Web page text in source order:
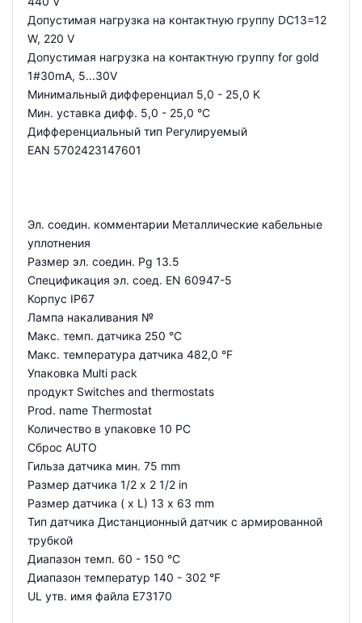
Допустимая нагрузка на контактную группу DC13=12
W, 220 V
Допустимая нагрузка на контактную группу for gold
1#30mA, 5...30V
Минимальный дифференциал 5,0 - 25,0 K
Мин. уставка дифф. 5,0 - 25,0 °C
Дифференциальный тип Регулируемый
EAN 5702423147601
Эл. соедин. комментарии Металлические кабельные
уплотнения
Размер эл. соедин. Pg 13.5
Спецификация эл. соед. EN 60947-5
Корпус IP67
Лампа накаливания №
Макс. темп. датчика 250 °C
Макс. температура датчика 482,0 °F
Упаковка Multi pack
продукт Switches and thermostats
Prod. name Thermostat
Количество в упаковке 10 PC
Сброс AUTO
Гильза датчика мин. 75 mm
Размер датчика 1/2 x 2 1/2 in
Размер датчика ( x L) 13 x 63 mm
Тип датчика Дистанционный датчик с армированной
трубкой
Диапазон темп. 60 - 150 °C
Диапазон температур 140 - 302 °F
UL утв. имя файла E73170